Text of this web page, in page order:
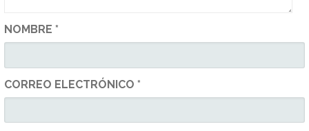
NOMBRE*
CORREO ELECTRÓNICO*